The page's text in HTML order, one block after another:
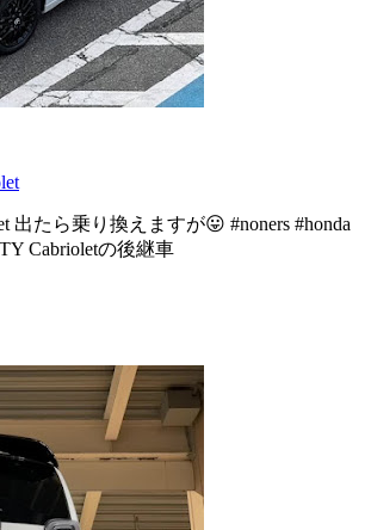
出たら乗り換えますが😛 #noners #honda
Cabrioletの後継車